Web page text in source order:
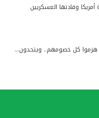
وقادتها العسكريين
هزموا كل خصومهم.. ويتحدون…